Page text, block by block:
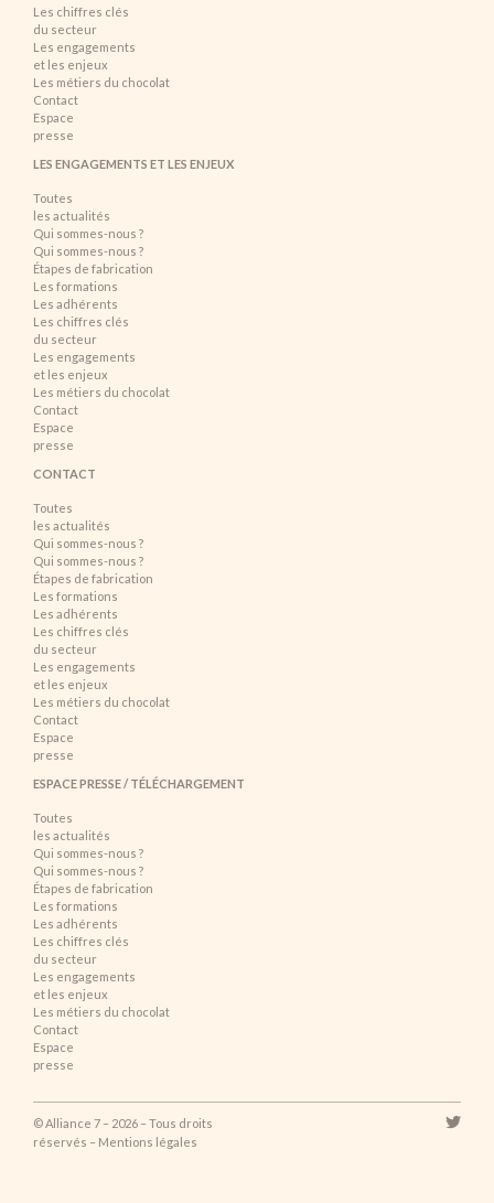
Les chiffres clés
du secteur
Les engagements
et les enjeux
Les métiers du chocolat
Contact
Espace
presse
LES ENGAGEMENTS ET LES ENJEUX
Toutes
les actualités
Qui sommes-nous ?
Qui sommes-nous ?
Étapes de fabrication
Les formations
Les adhérents
Les chiffres clés
du secteur
Les engagements
et les enjeux
Les métiers du chocolat
Contact
Espace
presse
CONTACT
Toutes
les actualités
Qui sommes-nous ?
Qui sommes-nous ?
Étapes de fabrication
Les formations
Les adhérents
Les chiffres clés
du secteur
Les engagements
et les enjeux
Les métiers du chocolat
Contact
Espace
presse
ESPACE PRESSE / TÉLÉCHARGEMENT
Toutes
les actualités
Qui sommes-nous ?
Qui sommes-nous ?
Étapes de fabrication
Les formations
Les adhérents
Les chiffres clés
du secteur
Les engagements
et les enjeux
Les métiers du chocolat
Contact
Espace
presse
© Alliance 7 – 2026 – Tous droits
réservés – Mentions légales